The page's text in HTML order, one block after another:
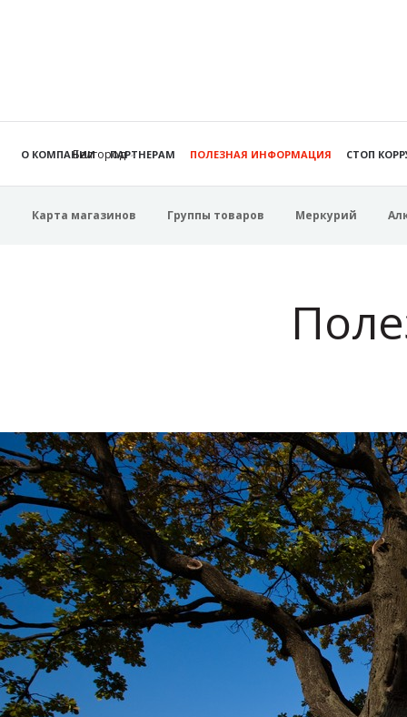
Белгород
О КОМПАНИИ ПАРТНЕРАМ ПОЛЕЗНАЯ ИНФОРМАЦИЯ СТОП
Карта магазинов Группы товаров Меркурий